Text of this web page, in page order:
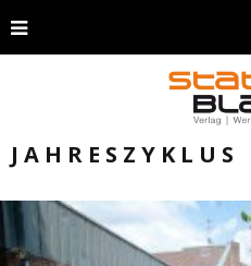
JAHRESZYKLUS